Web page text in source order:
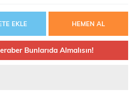
Bunlarıda Almalısın!